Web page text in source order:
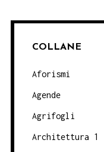
COLLANE
Aforismi
Agende
Agrifogli
Architettura 1